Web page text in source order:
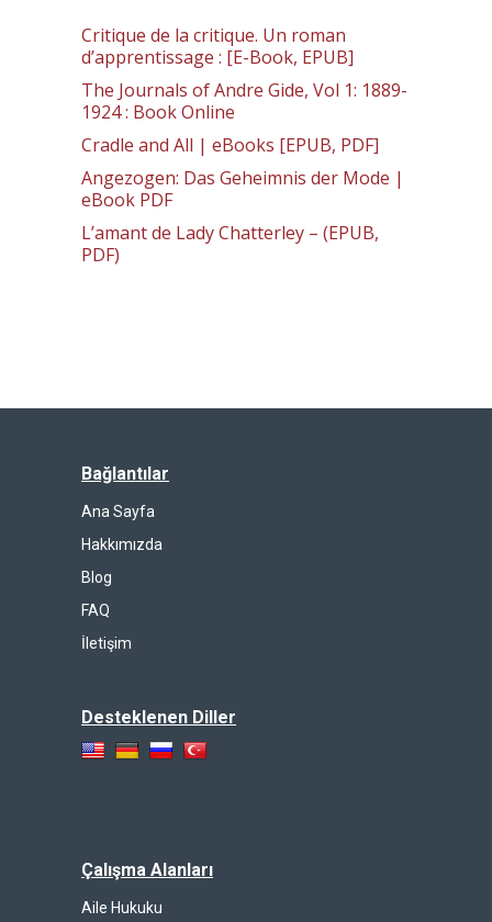
Critique de la critique. Un roman
d’apprentissage : [E-Book, EPUB]
The Journals of Andre Gide, Vol 1: 1889-
1924 : Book Online
Cradle and All | eBooks [EPUB, PDF]
Angezogen: Das Geheimnis der Mode |
eBook PDF
L’amant de Lady Chatterley – (EPUB,
PDF)
Bağlantılar
Ana Sayfa
Hakkımızda
Blog
FAQ
İletişim
Desteklenen Diller
Çalışma Alanları
Aile Hukuku